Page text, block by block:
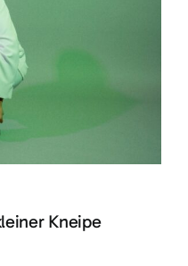
Kneipe